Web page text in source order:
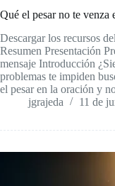
Qué el pesar no te
Descargar los recursos
Resumen Presentación
mensaje Introducción
problemas te impiden
el pesar en la oración y
jgrajeda
11 de